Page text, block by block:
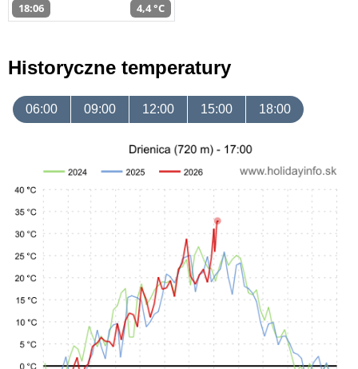
18:06 4,4 °C
Historyczne temperatury
06:00 09:00 12:00 15:00 18:00